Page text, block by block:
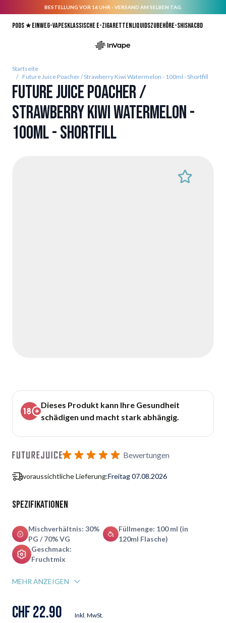
BESTELLUNG VOR 16 UHR - VERSAND AM SELBEN TAG.
Pods ★Einweg-VapesKlassische E-ZigarettenLiquidsZubehörE-ShishaCBD
Startseite
/ Future Juice Poacher / Strawberry Kiwi Watermelon - 100ml - Shortfill
Future Juice Poacher /
Strawberry Kiwi Watermelon -
100ml - Shortfill
Dieses Produkt kann Ihre Gesundheit
schädigen und macht stark abhängig.
Bewertungen
voraussichtliche Lieferung:Freitag 07.08.2026
Spezifikationen
Mischverhältnis: 30%
PG / 70% VG
Füllmenge: 100 ml (in
120ml Flasche)
Geschmack:
Fruchtmix
MEHR ANZEIGEN
CHF 22.90 Inkl. MwSt.